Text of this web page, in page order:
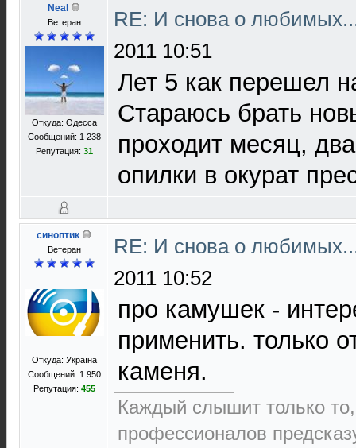
Neal
Ветеран
Откуда: Одесса
Сообщений: 1 238
Репутация: 31
RE: И снова о
2011 10:51
Лет 5 как перешел
Стараюсь брать
проходит месяц,
опилки в окурат
синоптик
Ветеран
Откуда: Україна
Сообщений: 1 950
Репутация: 455
RE: И снова о
2011 10:52
про камушек -
применить. только
каменя.
Каждый слышит только
пpофеccионалов